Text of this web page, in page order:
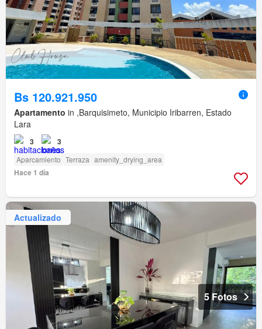
Bs 120.921.950
Apartamento in ,Barquisimeto, Municipio Iribarren, Estado
Lara
3 3
Aparcamiento Terraza amenity_drying_area
Hace 1 día
Actualizado
5 Fotos